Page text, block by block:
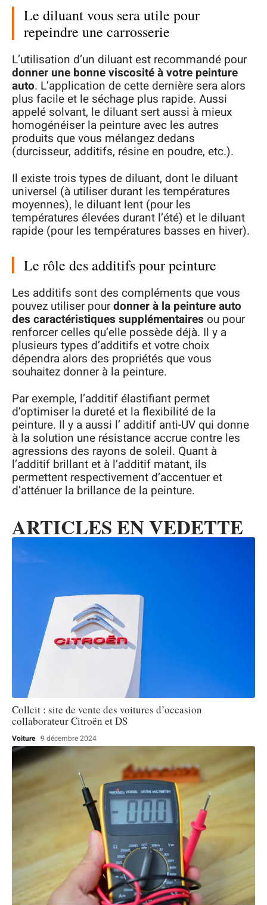
Le diluant vous sera utile pour
repeindre une carrosserie
L’utilisation d’un diluant est recommandé pour
donner une bonne viscosité à votre peinture
auto. L’application de cette dernière sera alors
plus facile et le séchage plus rapide. Aussi
appelé solvant, le diluant sert aussi à mieux
homogénéiser la peinture avec les autres
produits que vous mélangez dedans
(durcisseur, additifs, résine en poudre, etc.).
Il existe trois types de diluant, dont le diluant
universel (à utiliser durant les températures
moyennes), le diluant lent (pour les
températures élevées durant l’été) et le diluant
rapide (pour les températures basses en hiver).
Le rôle des additifs pour peinture
Les additifs sont des compléments que vous
pouvez utiliser pourdonner à la peinture auto
des caractéristiques supplémentaires ou pour
renforcer celles qu’elle possède déjà. Il y a
plusieurs types d’additifs et votre choix
dépendra alors des propriétés que vous
souhaitez donner à la peinture.
Par exemple, l’additif élastifiant permet
d’optimiser la dureté et la flexibilité de la
peinture. Il y a aussi l’ additif anti-UV qui donne
à la solution une résistance accrue contre les
agressions des rayons de soleil. Quant à
l’additif brillant et à l’additif matant, ils
permettent respectivement d’accentuer et
d’atténuer la brillance de la peinture.
ARTICLES EN VEDETTE
Collcit : site de vente des voitures d’occasion
collaborateur Citroën et DS
Voiture 9 décembre 2024